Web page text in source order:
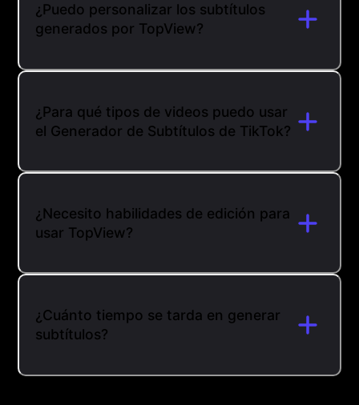
¿Puedo personalizar los subtítulos
generados por TopView?
¿Para qué tipos de videos puedo usar
el Generador de Subtítulos de TikTok?
¿Necesito habilidades de edición para
usar TopView?
¿Cuánto tiempo se tarda en generar
subtítulos?